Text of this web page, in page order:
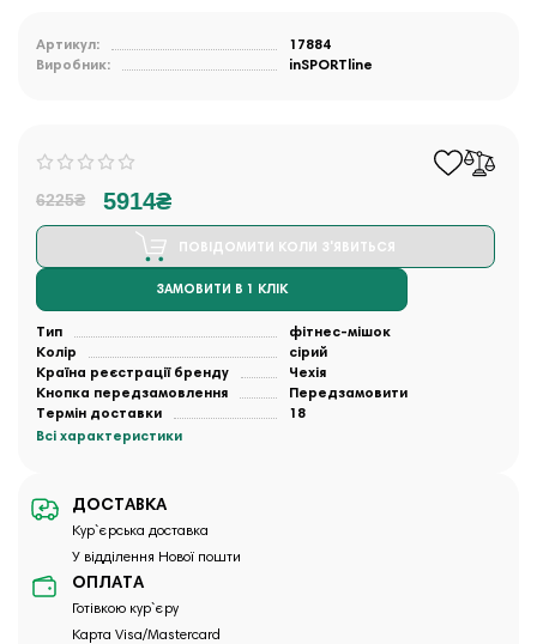
Артикул:
17884
Виробник:
inSPORTline
6225₴ 5914₴
ПОВІДОМИТИ КОЛИ З'ЯВИТЬСЯ
ЗАМОВИТИ В 1 КЛІК
Тип
фітнес-мішок
Колір
сірий
Країна реєстрації бренду
Чехія
Кнопка передзамовлення
Передзамовити
Термін доставки
18
Всі характеристики
ДОСТАВКА
Кур`єрська доставка
У відділення Нової пошти
ОПЛАТА
Готівкою кур`єру
Карта Visa/Mastercard